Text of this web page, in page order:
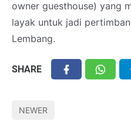
owner guesthouse) yang
layak untuk jadi
Lembang.
SHARE
NEWER